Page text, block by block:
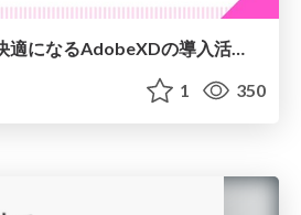
Webサイト制作が快適になるAdobeXDの導入活用Tips
1 350